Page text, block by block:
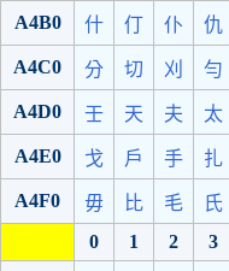
A4B0 什 仃 仆 仇
A4C0 分 切 刈 勻
A4D0 壬 天 夫 太
A4E0 戈 戶 手 扎
A4F0 毋 比 毛 氏
0
1 2 3